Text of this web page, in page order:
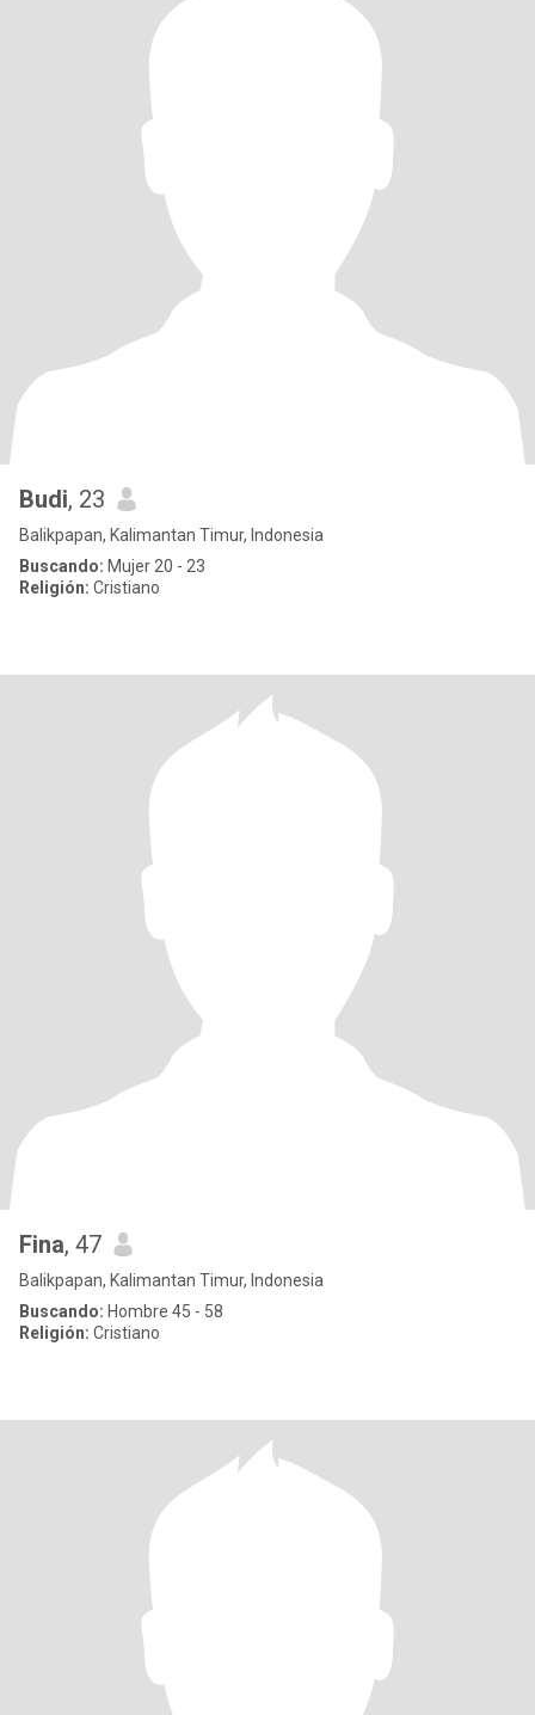
Budi, 23
Balikpapan, Kalimantan Timur, Indonesia
Buscando: Mujer 20 - 23
Religión: Cristiano
Fina, 47
Balikpapan, Kalimantan Timur, Indonesia
Buscando: Hombre 45 - 58
Religión: Cristiano